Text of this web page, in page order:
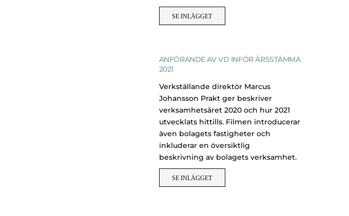
SE INLÄGGET
ANFÖRANDE AV VD INFÖR ÅRSSTÄMMA
2021
Verkställande direktör Marcus
Johansson Prakt ger beskriver
verksamhetsåret 2020 och hur 2021
utvecklats hittills. Filmen introducerar
även bolagets fastigheter och
inkluderar en översiktlig
beskrivning av bolagets verksamhet.
SE INLÄGGET